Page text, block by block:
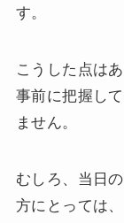
す。
こうした点はあ
事前に把握し
ません。
むしろ、当日
方にとっては、